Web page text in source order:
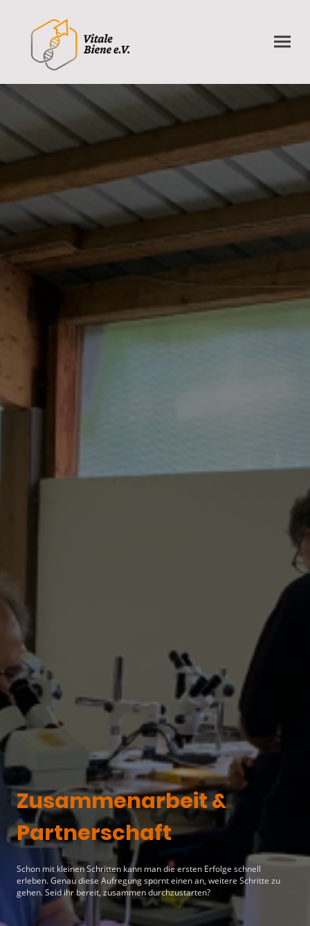
Zusammenarbeit &
Partnerschaft
Schon mit kleinen Schritten kann man die ersten Erfolge schnell
erleben. Genau diese Aufregung spornt einen an, weitere Schritte zu
gehen. Seid ihr bereit, zusammen durchzustarten?